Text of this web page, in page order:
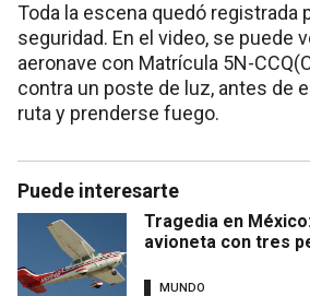
Toda la escena quedó registrada
seguridad. En el video, se puede
aeronave con Matrícula 5N-
contra un poste de luz, antes de
ruta y prenderse fuego.
Puede interesarte
Tragedia en
avioneta con tres
MUNDO